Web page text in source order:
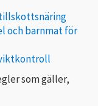
och barnmat för
som gäller,